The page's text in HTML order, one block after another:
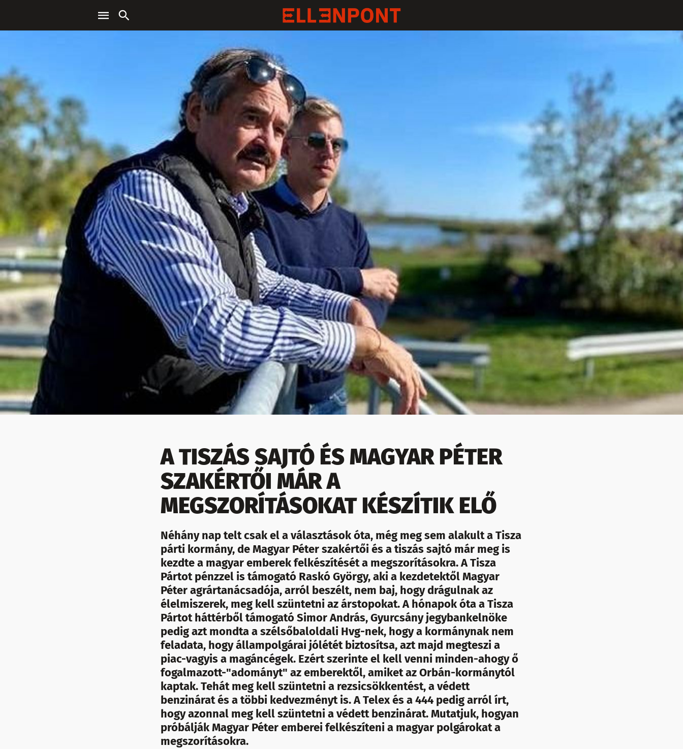
A TISZÁS SAJTÓ ÉS MAGYAR PÉTER
SZAKÉRTŐI MÁR A
MEGSZORÍTÁSOKAT KÉSZÍTIK ELŐ
Néhány nap telt csak el a választások óta, még meg sem alakult a Tisza
párti kormány, de Magyar Péter szakértői és a tiszás sajtó már meg is
kezdte a magyar emberek felkészítését a megszorításokra. A Tisza
Pártot pénzzel is támogató Raskó György, aki a kezdetektől Magyar
Péter agrártanácsadója, arról beszélt, nem baj, hogy drágulnak az
élelmiszerek, meg kell szüntetni az árstopokat. A hónapok óta a Tisza
Pártot háttérből támogató Simor András, Gyurcsány jegybankelnöke
pedig azt mondta a szélsőbaloldali Hvg-nek, hogy a kormánynak nem
feladata, hogy állampolgárai jólétét biztosítsa, azt majd megteszi a
piac-vagyis a magáncégek. Ezért szerinte el kell venni minden-ahogy ő
fogalmazott-"adományt" az emberektől, amiket az Orbán-kormánytól
kaptak. Tehát meg kell szüntetni a rezsicsökkentést, a védett
benzinárat és a többi kedvezményt is. A Telex és a 444 pedig arról írt,
hogy azonnal meg kell szüntetni a védett benzinárat. Mutatjuk, hogyan
próbálják Magyar Péter emberei felkészíteni a magyar polgárokat a
megszorításokra.